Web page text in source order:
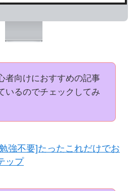
、損切り(損失確定)のタイ
者向けにおすすめの記事
いるのでチェックしてみ
強不要]たったこれだけでお
ップ